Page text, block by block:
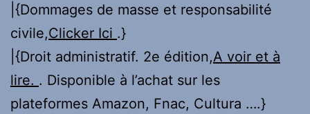
|{Dommages de masse et responsabilité
civile,Clicker Ici .}
|{Droit administratif. 2e édition,A voir et à
lire. . Disponible à l’achat sur les
plateformes Amazon, Fnac, Cultura ….}